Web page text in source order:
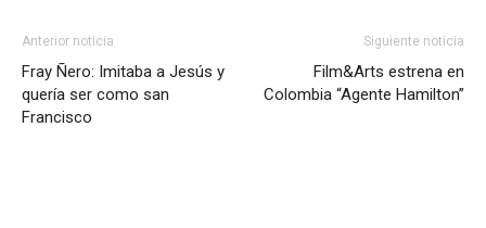
Anterior noticia
Fray Ñero: Imitaba a Jesús y
quería ser como san
Francisco
Siguiente noticia
Film&Arts estrena en
Colombia “Agente Hamilton”